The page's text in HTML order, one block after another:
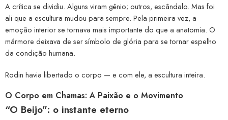
A crítica se dividiu. Alguns viram gênio; outros, escândalo. Mas foi
ali que a escultura mudou para sempre. Pela primeira vez, a
emoção interior se tornava mais importante do que a anatomia. O
mármore deixava de ser símbolo de glória para se tornar espelho
da condição humana.
Rodin havia libertado o corpo — e com ele, a escultura inteira.
O Corpo em Chamas: A Paixão e o Movimento
“O Beijo”: o instante eterno